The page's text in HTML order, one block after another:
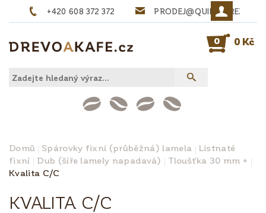
+420 608 372 372 PRODEJ@QUINTA-
0 0 Kč
Domů Spárovky fixní (průběžná) lamela
Listnaté
fixní
Dub (šíře lamely napadavá)
Tloušťka 30 mm +
Kvalita C/C
KVALITA C/C